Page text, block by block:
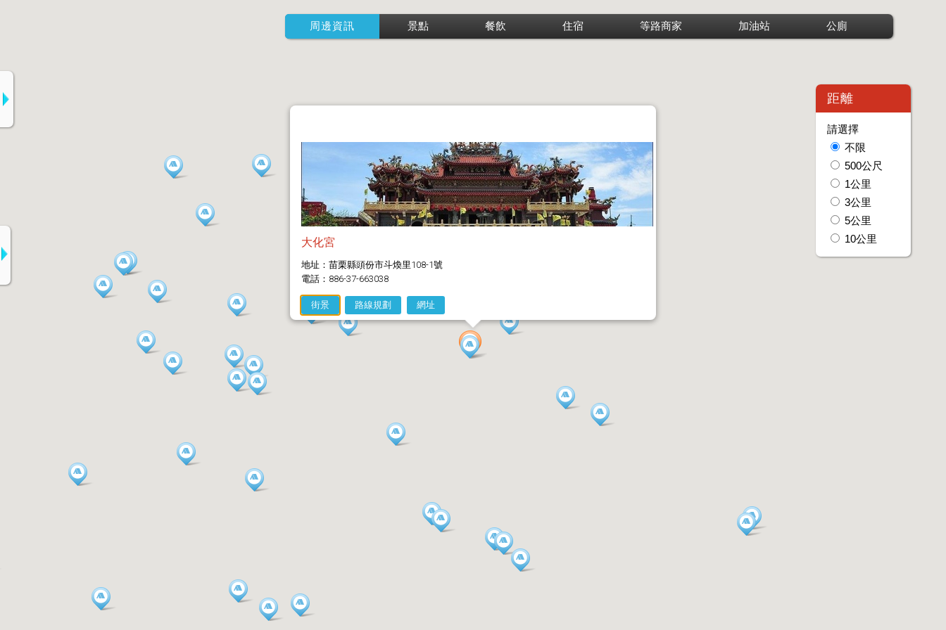
周邊資訊 景點 餐飲 住宿 等路商家 加油站 公廁
距離
請選擇
不限
500公尺
1公里
3公里
5公里
10公里
大化宮
地址：苗栗縣頭份市斗煥里108-1號
電話：886-37-663038
街景 路線規劃 網址